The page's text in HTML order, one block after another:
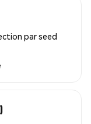
par seed